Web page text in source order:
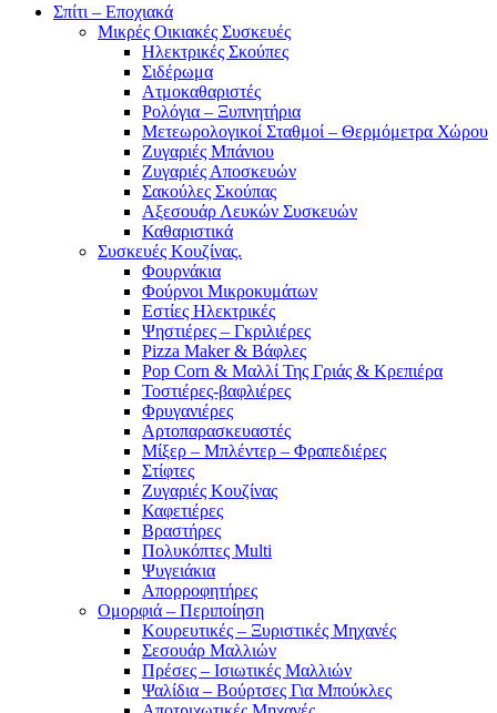
Σπίτι – Εποχιακά
Μικρές Οικιακές Συσκευές
Ηλεκτρικές Σκούπες
Σιδέρωμα
Ατμοκαθαριστές
Ρολόγια – Ξυπνητήρια
Μετεωρολογικοί Σταθμοί – Θερμόμετρα Χώρου
Ζυγαριές Μπάνιου
Ζυγαριές Αποσκευών
Σακούλες Σκούπας
Αξεσουάρ Λευκών Συσκευών
Καθαριστικά
Συσκευές Κουζίνας.
Φουρνάκια
Φούρνοι Μικροκυμάτων
Εστίες Ηλεκτρικές
Ψηστιέρες – Γκριλιέρες
Pizza Maker & Βάφλες
Pop Corn & Μαλλί Της Γριάς & Κρεπιέρα
Τοστιέρες-βαφλιέρες
Φρυγανιέρες
Αρτοπαρασκευαστές
Μίξερ – Μπλέντερ – Φραπεδιέρες
Στίφτες
Ζυγαριές Κουζίνας
Καφετιέρες
Βραστήρες
Πολυκόπτες Multi
Ψυγειάκια
Απορροφητήρες
Ομορφιά – Περιποίηση
Κουρευτικές – Ξυριστικές Μηχανές
Σεσουάρ Μαλλιών
Πρέσες – Ισιωτικές Μαλλιών
Ψαλίδια – Βούρτσες Για Μπούκλες